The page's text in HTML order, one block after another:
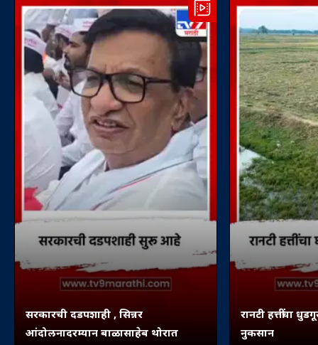
सरकारची दडपशाही , सिन्नर
आंदोलनादरम्यान बाळासाहेब थोरात
रानटी हत्तींचा
नुकसान